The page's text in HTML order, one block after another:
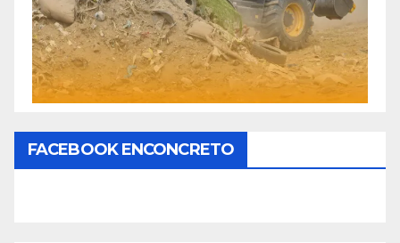
FACEBOOK ENCONCRETO